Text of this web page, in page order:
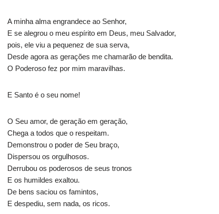
k p m
A minha alma engrandece ao Senhor,
E se alegrou o meu espírito em Deus, meu Salvador,
pois, ele viu a pequenez de sua serva,
Desde agora as gerações me chamarão de bendita.
O Poderoso fez por mim maravilhas.
E Santo é o seu nome!
O Seu amor, de geração em geração,
Chega a todos que o respeitam.
Demonstrou o poder de Seu braço,
Dispersou os orgulhosos.
Derrubou os poderosos de seus tronos
E os humildes exaltou.
De bens saciou os famintos,
E despediu, sem nada, os ricos.